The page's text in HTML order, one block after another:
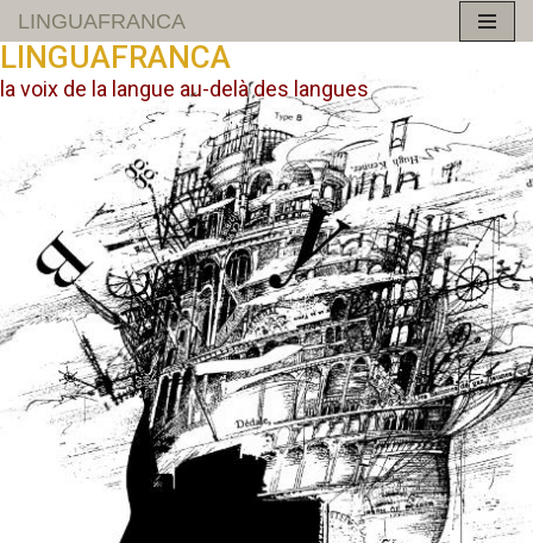
Aller
au
LINGUAFRANCA
LINGUAFRANCA
la voix de la langue au-delà des langues